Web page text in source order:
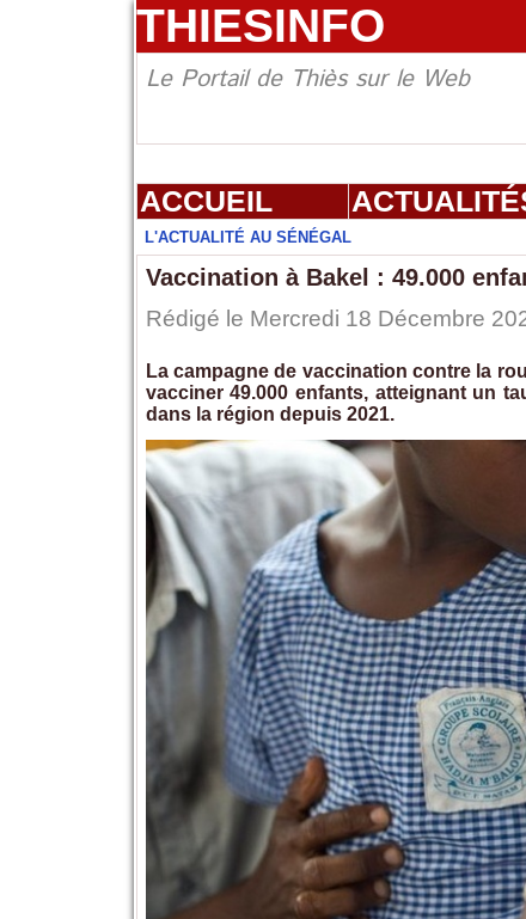
THIESINFO
Le Portail de Thiès sur le Web
ACCUEIL
L'ACTUALITÉ AU SÉNÉGAL
Vaccination à Bakel : 49.000
Rédigé le Mercredi 18 Décembre
La campagne de vaccination contre la
vacciner 49.000 enfants, atteignant un
dans la région depuis 2021.